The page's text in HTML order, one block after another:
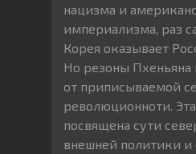
нацизма и
империализма, раз
Корея оказывает
Но резоны Пхеньяна
от приписываемой
революционноти.
посвящена сути
внешней политики